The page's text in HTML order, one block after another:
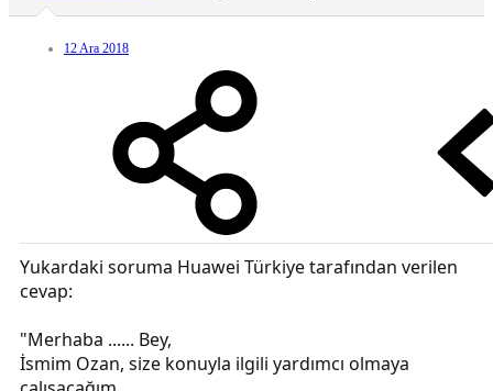
12 Ara 2018
Yukardaki soruma Huawei Türkiye tarafından verilen
cevap:
"Merhaba ...... Bey,
İsmim Ozan, size konuyla ilgili yardımcı olmaya